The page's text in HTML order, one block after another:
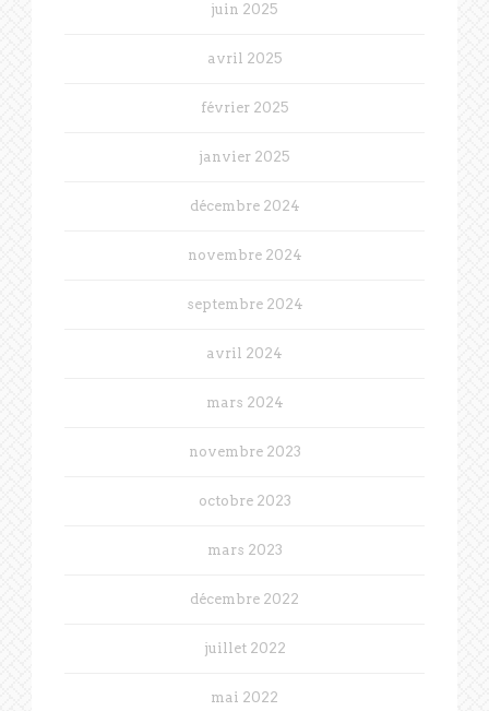
juin 2025
avril 2025
février 2025
janvier 2025
décembre 2024
novembre 2024
septembre 2024
avril 2024
mars 2024
novembre 2023
octobre 2023
mars 2023
décembre 2022
juillet 2022
mai 2022